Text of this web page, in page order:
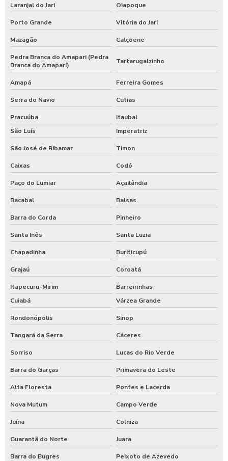
Laranjal do Jari Oiapoque
Porto Grande Vitória do Jari
Mazagão Calçoene
Pedra Branca do Amapari (Pedra
Branca do Amaparí)
Tartarugalzinho
Amapá Ferreira Gomes
Serra do Navio Cutias
Pracuúba
Itaubal
São Luís
Imperatriz
São José de Ribamar Timon
Caixas Codó
Paço do Lumiar Açailândia
Bacabal Balsas
Barra do Corda Pinheiro
Santa Inês Santa Luzia
Chapadinha Buriticupú
Grajaú Coroatá
Itapecuru-Mirim
Barreirinhas
Cuiabá
Várzea Grande
Rondonópolis Sinop
Tangará da Serra Cáceres
Sorriso Lucas do Rio Verde
Barra do Garças Primavera do Leste
Alta Floresta Pontes e Lacerda
Nova Mutum Campo Verde
Juína Colniza
Guarantã do Norte Juara
Barra do Bugres Peixoto de Azevedo